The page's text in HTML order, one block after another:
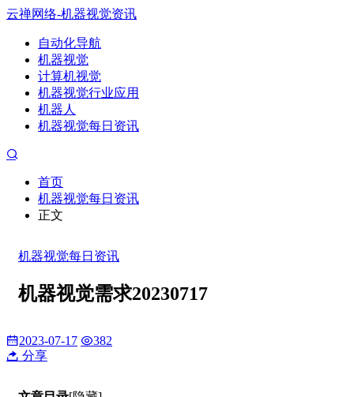
云禅网络-机器视觉资讯
自动化导航
机器视觉
计算机视觉
机器视觉行业应用
机器人
机器视觉每日资讯
首页
机器视觉每日资讯
正文
机器视觉每日资讯
机器视觉需求20230717
2023-07-17
382
分享